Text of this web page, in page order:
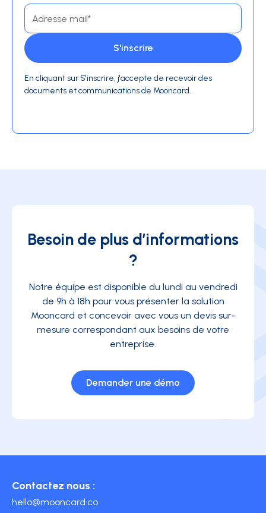
En cliquant sur S'inscrire, j'accepte de recevoir des
documents et communications de Mooncard.
Besoin de plus d’informations
?
Notre équipe est disponible du lundi au vendredi
de 9h à 18h pour vous présenter la solution
Mooncard et concevoir avec vous un devis sur-
mesure correspondant aux besoins de votre
entreprise.
Demander une démo
Contactez nous :
hello@mooncard.co